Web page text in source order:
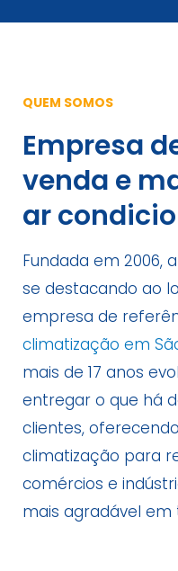
QUEM SOMOS
Empresa
venda e
ar
Fundada em 2006,
se destacando ao
empresa de
climatização em
mais de 17 anos
entregar o que há
clientes,
climatização para
comércios e
mais agradável em